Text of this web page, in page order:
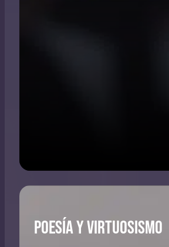
POESÍA Y VIRTUOSISMO